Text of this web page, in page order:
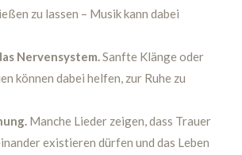
zu lassen – Musik kann dabei
Nervensystem.Sanfte Klänge oder
können dabei helfen, zur Ruhe zu
Manche Lieder zeigen, dass Trauer
existieren dürfen und das Leben